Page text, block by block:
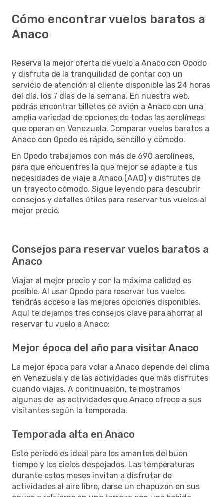
Cómo encontrar vuelos baratos a
Anaco
Reserva la mejor oferta de vuelo a Anaco con Opodo
y disfruta de la tranquilidad de contar con un
servicio de atención al cliente disponible las 24 horas
del día, los 7 días de la semana. En nuestra web,
podrás encontrar billetes de avión a Anaco con una
amplia variedad de opciones de todas las aerolíneas
que operan en Venezuela. Comparar vuelos baratos a
Anaco con Opodo es rápido, sencillo y cómodo.
En Opodo trabajamos con más de 690 aerolíneas,
para que encuentres la que mejor se adapte a tus
necesidades de viaje a Anaco (AAO) y disfrutes de
un trayecto cómodo. Sigue leyendo para descubrir
consejos y detalles útiles para reservar tus vuelos al
mejor precio.
Consejos para reservar vuelos baratos a
Anaco
Viajar al mejor precio y con la máxima calidad es
posible. Al usar Opodo para reservar tus vuelos
tendrás acceso a las mejores opciones disponibles.
Aquí te dejamos tres consejos clave para ahorrar al
reservar tu vuelo a Anaco:
Mejor época del año para visitar Anaco
La mejor época para volar a Anaco depende del clima
en Venezuela y de las actividades que más disfrutes
cuando viajas. A continuación, te mostramos
algunas de las actividades que Anaco ofrece a sus
visitantes según la temporada.
Temporada alta en Anaco
Este período es ideal para los amantes del buen
tiempo y los cielos despejados. Las temperaturas
durante estos meses invitan a disfrutar de
actividades al aire libre, darse un chapuzón en sus